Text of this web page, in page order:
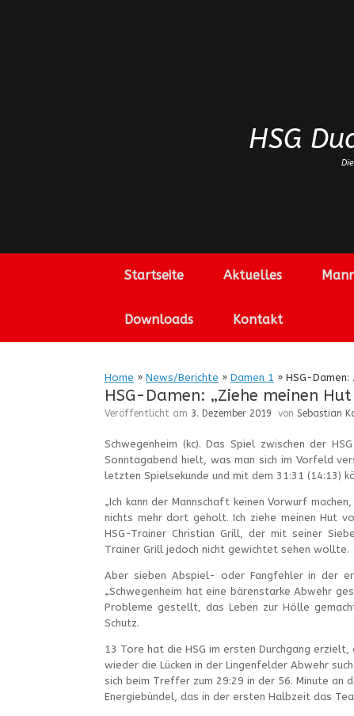
HSG
Startseite Aktuelles
Downloads Kontakt
Home » News/Berichte » Damen 1 » HSG-
HSG-Damen: „Ziehe meinen
Veröffentlicht am 3. Dezember 2019 von Sebastian
Schwegenheim (kc). Das Spiel zwischen der
Sonntagabend hielt, was man sich im Vorfeld
letzten Spielsekunde und mit dem 31:31 (14:13)
„Ich kann der Mannschaft keinen Vorwurf
nichts mehr dort geholt. Ich ziehe meinen Hut
HSG-Trainer Christian Grill, der mit seiner
Trainer Grill jedoch nicht gewichtet sehen wollte.
Aber sieben Abspiel- oder Fangfehler in der
„Schwegenheim hat eine bärenstarke Abwehr
Probleme gestellt, das Leben zur Hölle
Schutz.
13 Tore hat die HSG im ersten Durchgang
wieder die Lücken in der Lingenfelder Abwehr
sich beim Treffer zum 29:29 in der 56. Minute
Energiebündel, das in der ersten Halbzeit das